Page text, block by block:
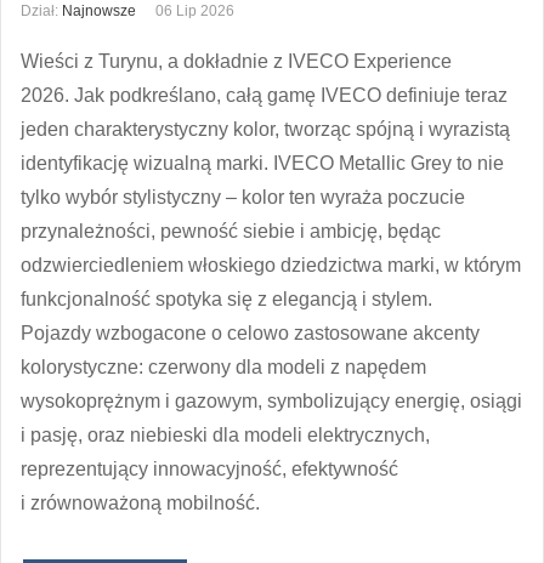
Dział: Najnowsze 06 Lip 2026
Wieści z Turynu, a dokładnie z IVECO Experience
2026. Jak podkreślano, całą gamę IVECO definiuje teraz
jeden charakterystyczny kolor, tworząc spójną i wyrazistą
identyfikację wizualną marki. IVECO Metallic Grey to nie
tylko wybór stylistyczny – kolor ten wyraża poczucie
przynależności, pewność siebie i ambicję, będąc
odzwierciedleniem włoskiego dziedzictwa marki, w którym
funkcjonalność spotyka się z elegancją i stylem.
Pojazdy wzbogacone o celowo zastosowane akcenty
kolorystyczne: czerwony dla modeli z napędem
wysokoprężnym i gazowym, symbolizujący energię, osiągi
i pasję, oraz niebieski dla modeli elektrycznych,
reprezentujący innowacyjność, efektywność
i zrównoważoną mobilność.